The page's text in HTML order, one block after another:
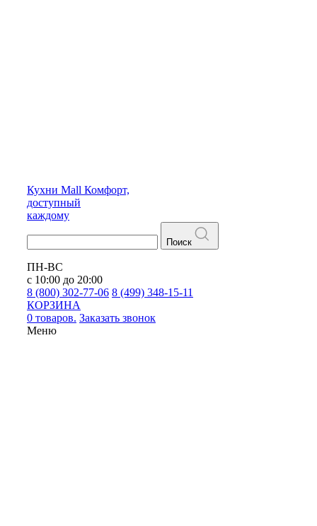
Кухни Mall Комфорт,
доступный
каждому
Поиск
ПН-ВС
с 10:00 до 20:00
8 (800) 302-77-06 8 (499) 348-15-11
КОРЗИНА
0 товаров. Заказать звонок
Меню